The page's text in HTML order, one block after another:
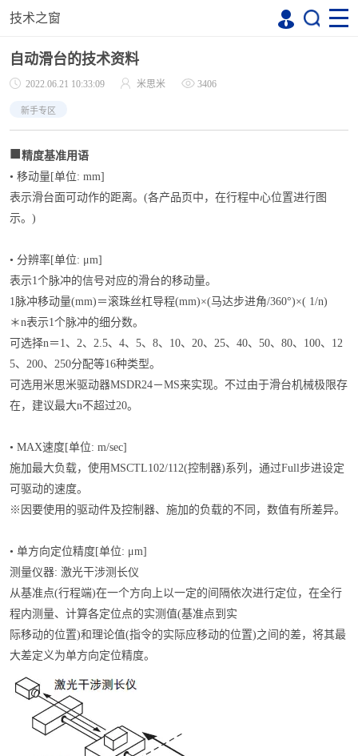
技术之窗
自动滑台的技术资料
2022.06.21 10:33:09 米思米 3406
新手专区
■精度基准用语
• 移动量[单位: mm]
表示滑台面可动作的距离。(各产品页中，在行程中心位置进行图
示。)
• 分辨率[单位: μm]
表示1个脉冲的信号对应的滑台的移动量。
1脉冲移动量(mm)＝滚珠丝杠导程(mm)×(马达步进角/360°)×( 1/n)
＊n表示1个脉冲的细分数。
可选择n＝1、2、2.5、4、5、8、10、20、25、40、50、80、100、12
5、200、250分配等16种类型。
可选用米思米驱动器MSDR24－MS来实现。不过由于滑台机械极限存
在，建议最大n不超过20。
• MAX速度[单位: m/sec]
施加最大负载，使用MSCTL102/112(控制器)系列，通过Full步进设定
可驱动的速度。
※因要使用的驱动件及控制器、施加的负载的不同，数值有所差异。
• 单方向定位精度[单位: μm]
测量仪器: 激光干涉测长仪
从基准点(行程端)在一个方向上以一定的间隔依次进行定位，在全行
程内测量、计算各定位点的实测值(基准点到实
际移动的位置)和理论值(指令的实际应移动的位置)之间的差，将其最
大差定义为单方向定位精度。